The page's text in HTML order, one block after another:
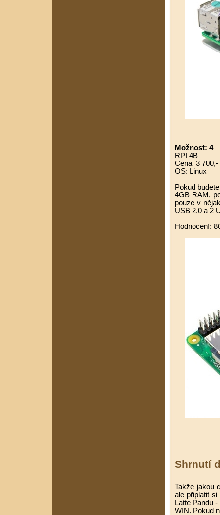
Možnost: 4
RPI 4B
Cena: 3
OS: Linux
Pokud
4GB RAM,
pouze v
USB 2.0 a 2
Hodnocení:
Shrnutí
Takže jakou
ale připlatit
Latte Pandu
WIN. Pokud